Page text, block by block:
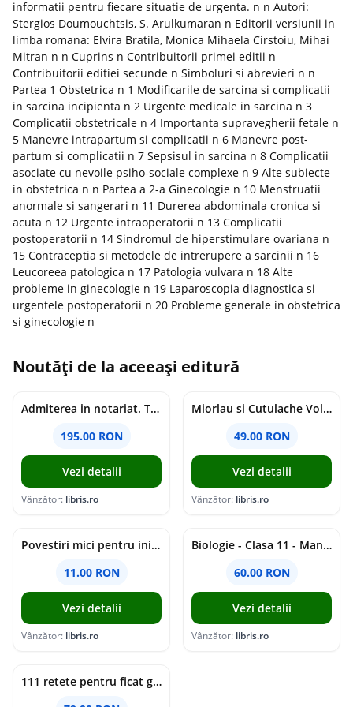
informatii pentru fiecare situatie de urgenta. n n Autori:
Stergios Doumouchtsis, S. Arulkumaran n Editorii versiunii in
limba romana: Elvira Bratila, Monica Mihaela Cirstoiu, Mihai
Mitran n n Cuprins n Contribuitorii primei editii n
Contribuitorii editiei secunde n Simboluri si abrevieri n n
Partea 1 Obstetrica n 1 Modificarile de sarcina si complicatii
in sarcina incipienta n 2 Urgente medicale in sarcina n 3
Complicatii obstetricale n 4 Importanta supravegherii fetale n
5 Manevre intrapartum si complicatii n 6 Manevre post-
partum si complicatii n 7 Sepsisul in sarcina n 8 Complicatii
asociate cu nevoile psiho-sociale complexe n 9 Alte subiecte
in obstetrica n n Partea a 2-a Ginecologie n 10 Menstruatii
anormale si sangerari n 11 Durerea abdominala cronica si
acuta n 12 Urgente intraoperatorii n 13 Complicatii
postoperatorii n 14 Sindromul de hiperstimulare ovariana n
15 Contraceptia si metodele de intrerupere a sarcinii n 16
Leucoreea patologica n 17 Patologia vulvara n 18 Alte
probleme in ginecologie n 19 Laparoscopia diagnostica si
urgentele postoperatorii n 20 Probleme generale in obstetrica
si ginecologie n
Noutăți de la aceeași editură
Admiterea in notariat. Teste grila si sinteze teoretice Ed.11 - Adina-Renate Motica, Oana-Elena Buzincu, Veronica Stan
195.00 RON
Vezi detalii
Vânzător: libris.ro
Miorlau si Cutulache Vol.1: Cu bicicleta pana la Luna - Timo Parvela
49.00 RON
Vezi detalii
Vânzător: libris.ro
Povestiri mici pentru inimi mari - Adrian Chiaga, Cristina Chiaga
11.00 RON
Vezi detalii
Vânzător: libris.ro
Biologie - Clasa 11 - Manual - Elena Crocnan, Irina Angheluta
60.00 RON
Vezi detalii
Vânzător: libris.ro
111 retete pentru ficat gras - Oscar Vetrun, Armin Michael